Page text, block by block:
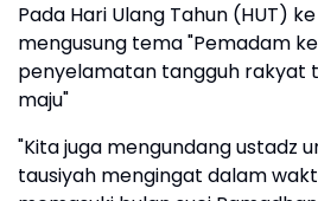
Pada Hari Ulang Tahun (HUT)
mengusung tema "Pemadam
penyelamatan tangguh rakyat
maju"
"Kita juga mengundang ustadz
tausiyah mengingat dalam